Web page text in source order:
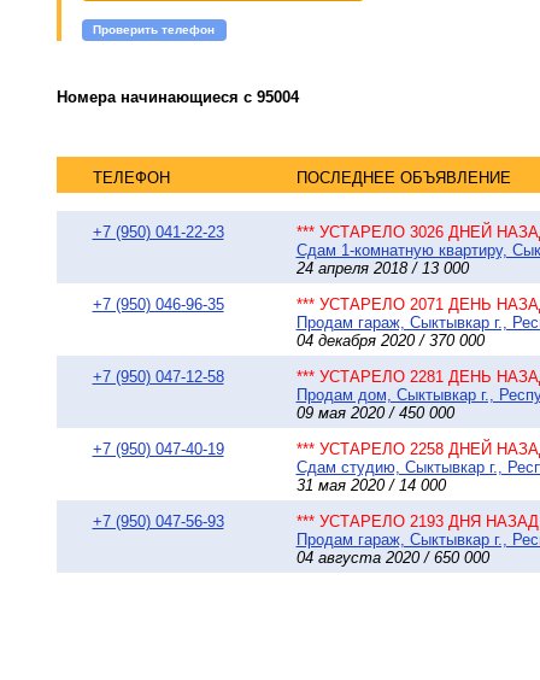
Проверить телефон
Номера начинающиеся с 95004
ТЕЛЕФОН ПОСЛЕДНЕЕ ОБЪЯВЛЕНИЕ
+7 (950) 041-22-23
*** УСТАРЕЛО 3026 ДНЕЙ
Сдам 1-комнатную квартиру,
24 апреля 2018 / 13 000
+7 (950) 046-96-35
*** УСТАРЕЛО 2071 ДЕНЬ
Продам гараж, Сыктывкар г.,
04 декабря 2020 / 370 000
+7 (950) 047-12-58
*** УСТАРЕЛО 2281 ДЕНЬ
Продам дом, Сыктывкар г.,
09 мая 2020 / 450 000
+7 (950) 047-40-19
*** УСТАРЕЛО 2258 ДНЕЙ
Сдам студию, Сыктывкар г.,
31 мая 2020 / 14 000
+7 (950) 047-56-93
*** УСТАРЕЛО 2193 ДНЯ НАЗАД
Продам гараж, Сыктывкар г.,
04 августа 2020 / 650 000